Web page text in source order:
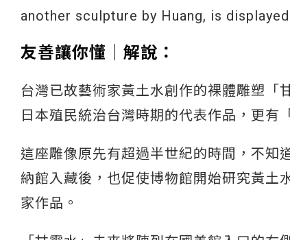
another sculpture by Huang, is
友善讓你懂│解說：
台灣已故藝術家黃土水創作的裸體雕塑「
日本殖民統治台灣時期的代表作品，更有
這座雕像原先有超過半世紀的時間，不知
納館入藏後，也促使博物館開始研究黃土
家作品。